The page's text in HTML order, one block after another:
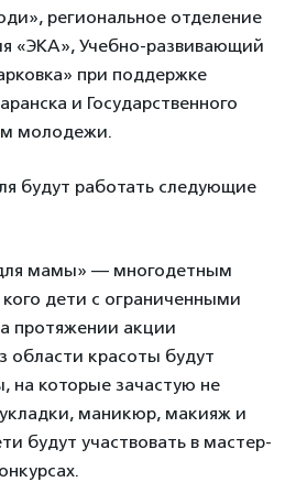
региональное отделение
«ЭКА», Учебно-развивающий
при поддержке
и Государственного
молодежи.
будут работать следующие
мамы» — многодетным
дети с ограниченными
протяжении акции
области красоты будут
на которые зачастую не
маникюр, макияж и
будут участвовать в мастер-